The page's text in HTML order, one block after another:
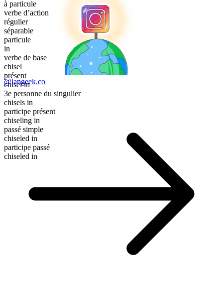
à particule
verbe d’action
régulier
séparable
particule
in
verbe de base
chisel
présent
chisel in
3e personne du singulier
chisels in
participe présent
chiseling in
passé simple
chiseled in
participe passé
chiseled in
@langeek.co